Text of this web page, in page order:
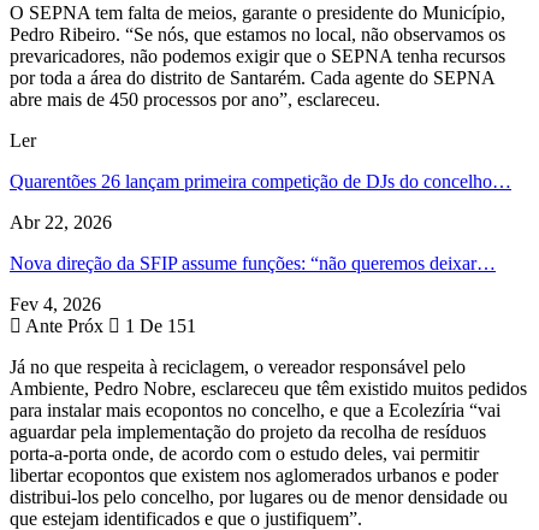
O SEPNA tem falta de meios, garante o presidente do Município,
Pedro Ribeiro. “Se nós, que estamos no local, não observamos os
prevaricadores, não podemos exigir que o SEPNA tenha recursos
por toda a área do distrito de Santarém. Cada agente do SEPNA
abre mais de 450 processos por ano”, esclareceu.
Ler
Quarentões 26 lançam primeira competição de DJs do concelho…
Abr 22, 2026
Nova direção da SFIP assume funções: “não queremos deixar…
Fev 4, 2026
Ante Próx
1 De 151
Já no que respeita à reciclagem, o vereador responsável pelo
Ambiente, Pedro Nobre, esclareceu que têm existido muitos pedidos
para instalar mais ecopontos no concelho, e que a Ecolezíria “vai
aguardar pela implementação do projeto da recolha de resíduos
porta-a-porta onde, de acordo com o estudo deles, vai permitir
libertar ecopontos que existem nos aglomerados urbanos e poder
distribui-los pelo concelho, por lugares ou de menor densidade ou
que estejam identificados e que o justifiquem”.